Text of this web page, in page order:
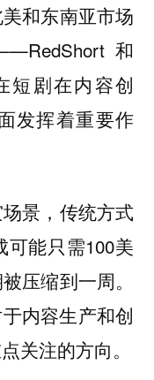
和东南亚市场
和
短剧在内容创
发挥着重要作
景，传统方式
可能只需100美
压缩到一周。
内容生产和创
关注的方向。